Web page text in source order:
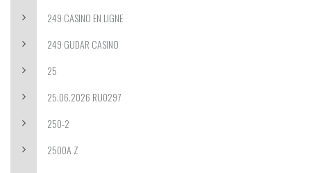
249 CASINO EN LIGNE
249 GUDAR CASINO
25
25.06.2026 RU0297
250-2
2500A Z